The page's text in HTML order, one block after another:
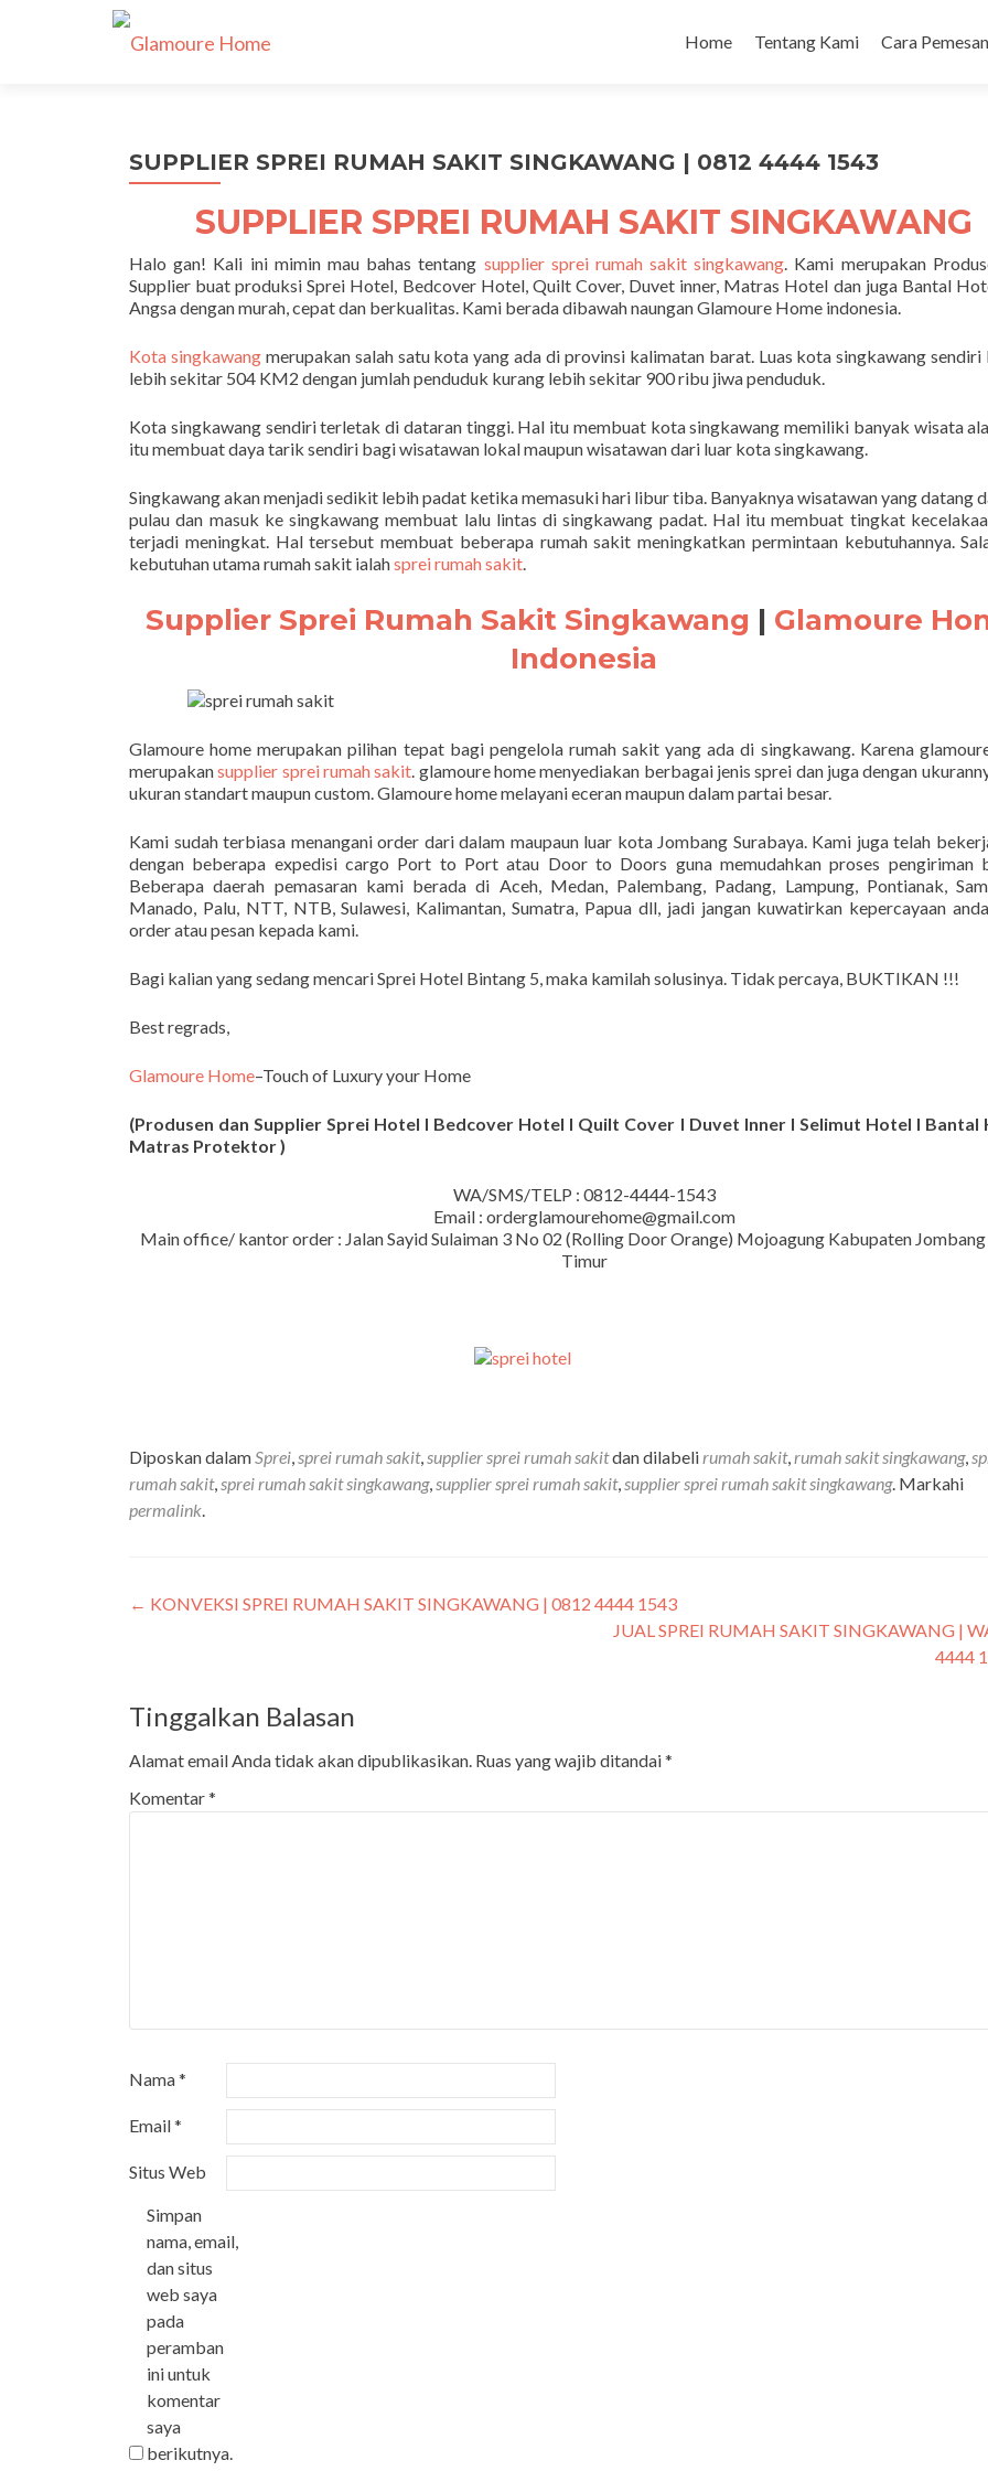
Home Tentang Kami Cara
SUPPLIER SPREI RUMAH SAKIT SINGKAWANG | 0812 4444 1543
SUPPLIER SPREI RUMAH SAKIT SINGKAWANG
Halo gan! Kali ini mimin mau bahas tentang supplier sprei rumah sakit singkawang. Kami merupakan
Supplier buat produksi Sprei Hotel, Bedcover Hotel, Quilt Cover, Duvet inner, Matras Hotel dan juga Bantal
Angsa dengan murah, cepat dan berkualitas. Kami berada dibawah naungan Glamoure Home indonesia.
Kota singkawangmerupakan salah satu kota yang ada di provinsi kalimatan barat. Luas kota singkawang sendiri
lebih sekitar 504 KM2 dengan jumlah penduduk kurang lebih sekitar 900 ribu jiwa penduduk.
Kota singkawang sendiri terletak di dataran tinggi. Hal itu membuat kota singkawang memiliki banyak wisata
itu membuat daya tarik sendiri bagi wisatawan lokal maupun wisatawan dari luar kota singkawang.
Singkawang akan menjadi sedikit lebih padat ketika memasuki hari libur tiba. Banyaknya wisatawan yang datang
pulau dan masuk ke singkawang membuat lalu lintas di singkawang padat. Hal itu membuat tingkat
terjadi meningkat. Hal tersebut membuat beberapa rumah sakit meningkatkan permintaan kebutuhannya.
kebutuhan utama rumah sakit ialahsprei rumah sakit.
Supplier Sprei Rumah Sakit Singkawang | Glamoure
Indonesia
Glamoure home merupakan pilihan tepat bagi pengelola rumah sakit yang ada di singkawang. Karena
merupakansupplier sprei rumah sakit. glamoure home menyediakan berbagai jenis sprei dan juga dengan
ukuran standart maupun custom. Glamoure home melayani eceran maupun dalam partai besar.
Kami sudah terbiasa menangani order dari dalam maupaun luar kota Jombang Surabaya. Kami juga telah
dengan beberapa expedisi cargo Port to Port atau Door to Doors guna memudahkan proses pengiriman
Beberapa daerah pemasaran kami berada di Aceh, Medan, Palembang, Padang, Lampung, Pontianak,
Manado, Palu, NTT, NTB, Sulawesi, Kalimantan, Sumatra, Papua dll, jadi jangan kuwatirkan kepercayaan
order atau pesan kepada kami.
Bagi kalian yang sedang mencari Sprei Hotel Bintang 5, maka kamilah solusinya. Tidak percaya, BUKTIKAN !!!
Best regrads,
Glamoure Home–Touch of Luxury your Home
(Produsen dan Supplier Sprei Hotel I Bedcover Hotel I Quilt Cover I Duvet Inner I Selimut Hotel I Bantal
Matras Protektor )
WA/SMS/TELP : 0812-4444-1543
Email : orderglamourehome@gmail.com
Main office/ kantor order : Jalan Sayid Sulaiman 3 No 02 (Rolling Door Orange) Mojoagung Kabupaten Jombang
Timur
Diposkan dalamSprei,sprei rumah sakit,supplier sprei rumah sakitdan dilabelirumah sakit,rumah sakit singkawang,
rumah sakit,sprei rumah sakit singkawang,supplier sprei rumah sakit,supplier sprei rumah sakit singkawang. Markahi
permalink.
← KONVEKSI SPREI RUMAH SAKIT SINGKAWANG | 0812 4444 1543
JUAL SPREI RUMAH SAKIT SINGKAWANG |
4444
Tinggalkan Balasan
Alamat email Anda tidak akan dipublikasikan. Ruas yang wajib ditandai*
Komentar*
Nama*
Email*
Situs Web
Simpan
nama, email,
dan situs
web saya
pada
peramban
ini untuk
komentar
saya
berikutnya.